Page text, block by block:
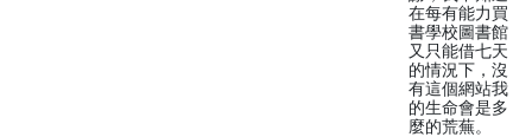
在每有能力買
書學校圖書館
又只能借七天
的情況下，沒
有這個網站我
的生命會是多
麼的荒蕪。